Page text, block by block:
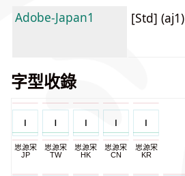
Adobe-Japan1 [Std] (aj1)
字型收錄
思源宋
JP
思源宋
TW
思源宋
HK
思源宋
CN
思源宋
KR